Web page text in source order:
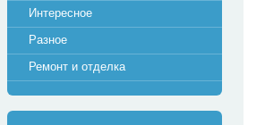
Интересное
Разное
Ремонт и отделка